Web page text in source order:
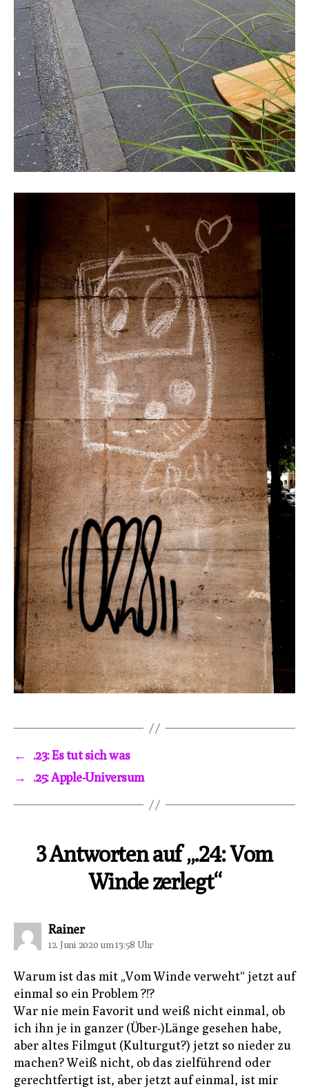
←
.23: Es tut sich was
→
.25: Apple-Universum
3 Antworten auf „.24: Vom
Winde zerlegt“
Rainersagt:
12. Juni 2020 um 13:58 Uhr
Warum ist das mit „Vom Winde verweht“ jetzt auf
einmal so ein Problem ?!?
War nie mein Favorit und weiß nicht einmal, ob
ich ihn je in ganzer (Über-)Länge gesehen habe,
aber altes Filmgut (Kulturgut?) jetzt so nieder zu
machen? Weiß nicht, ob das zielführend oder
gerechtfertigt ist, aber jetzt auf einmal, ist mir